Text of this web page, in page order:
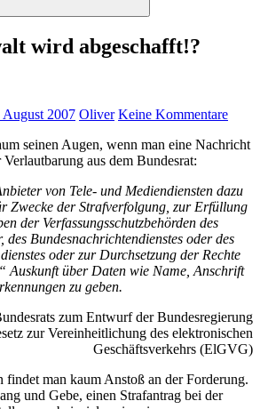
Suchen
wird abgeschafft!?
August 2007 Oliver Keine Kommentare
seinen Augen, wenn man eine Nachricht
aus dem Bundesrat:
von Tele- und Mediendiensten dazu
Zwecke der Strafverfolgung, zur Erfüllung
der Verfassungsschutzbehörden des
des Bundesnachrichtendienstes oder des
oder zur Durchsetzung der Rechte
Auskunft über Daten wie Name, Anschrift
zu geben.
zum Entwurf der Bundesregierung
zur Vereinheitlichung des elektronischen
Geschäftsverkehrs (ElGVG)
findet man kaum Anstoß an der Forderung.
und Gebe, einen Strafantrag bei der